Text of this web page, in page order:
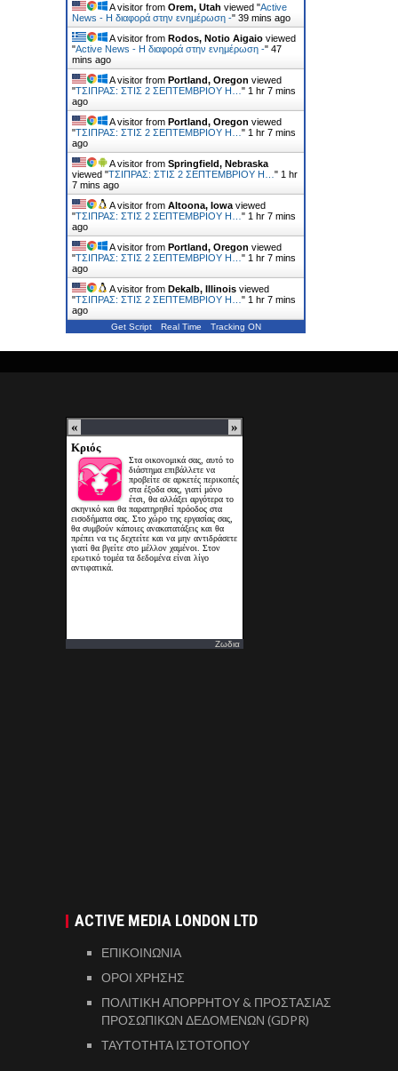
A visitor from Orem, Utah viewed "Active
News - Η διαφορά στην ενημέρωση -" 39 mins ago
A visitor from Rodos, Notio Aigaio viewed
"Active News - Η διαφορά στην ενημέρωση -" 47
mins ago
A visitor from Portland, Oregon viewed
"ΤΣΙΠΡΑΣ: ΣΤΙΣ 2 ΣΕΠΤΕΜΒΡΙΟΥ Η… " 1 hr 7 mins
ago
A visitor from Portland, Oregon viewed
"ΤΣΙΠΡΑΣ: ΣΤΙΣ 2 ΣΕΠΤΕΜΒΡΙΟΥ Η… " 1 hr 7 mins
ago
A visitor from Springfield, Nebraska
viewed "ΤΣΙΠΡΑΣ: ΣΤΙΣ 2 ΣΕΠΤΕΜΒΡΙΟΥ Η… " 1 hr
7 mins ago
A visitor from Altoona, Iowa viewed
"ΤΣΙΠΡΑΣ: ΣΤΙΣ 2 ΣΕΠΤΕΜΒΡΙΟΥ Η… " 1 hr 7 mins
ago
A visitor from Portland, Oregon viewed
"ΤΣΙΠΡΑΣ: ΣΤΙΣ 2 ΣΕΠΤΕΜΒΡΙΟΥ Η… " 1 hr 7 mins
ago
A visitor from Dekalb, Illinois viewed
"ΤΣΙΠΡΑΣ: ΣΤΙΣ 2 ΣΕΠΤΕΜΒΡΙΟΥ Η… " 1 hr 7 mins
ago
Get Script Real Time Tracking ON
Ζωδια
ACTIVE MEDIA LONDON LTD
ΕΠΙΚΟΙΝΩΝΙΑ
ΟΡΟΙ ΧΡΗΣΗΣ
ΠΟΛΙΤΙΚΗ ΑΠΟΡΡΗΤΟΥ & ΠΡΟΣΤΑΣΙΑΣ
ΠΡΟΣΩΠΙΚΩΝ ΔΕΔΟΜΕΝΩΝ (GDPR)
ΤΑΥΤΟΤΗΤΑ ΙΣΤΟΤΟΠΟΥ